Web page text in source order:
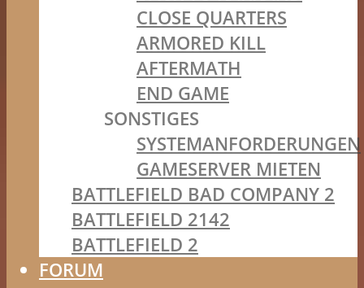
CLOSE QUARTERS
ARMORED KILL
AFTERMATH
END GAME
SONSTIGES
SYSTEMANFORDERUNGEN
GAMESERVER MIETEN
BATTLEFIELD BAD COMPANY 2
BATTLEFIELD 2142
BATTLEFIELD 2
FORUM